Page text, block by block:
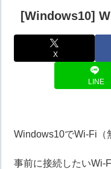
[Windows10]
X
LINE
Windows10でWi-Fi（
事前に接続したいWi-